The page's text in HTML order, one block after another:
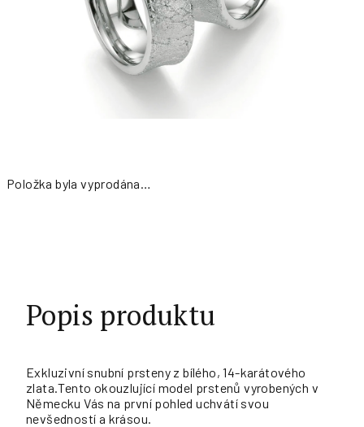
Položka byla vyprodána…
Popis produktu
Exkluzivní snubní prsteny z bílého, 14-karátového
zlata.Tento okouzlující model prstenů vyrobených v
Německu Vás na první pohled uchvátí svou
nevšedností a krásou.